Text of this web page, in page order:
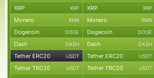
XRP XRP XRP XRP
Monero XMR Monero XMR
Dogecoin DOGE Dogecoin DOGE
Dash DASH Dash DASH
Tether ERC20 USDT Tether ERC20 USDT
Tether TRC20 USDT Tether TRC20 USDT